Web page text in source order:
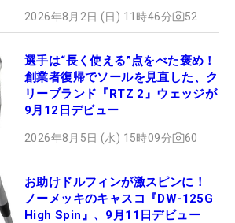
2026年8月2日 (日) 11時46分 52
選手は“長く使える”点をべた褒め！
創業者復帰でソールを見直した、ク
リーブランド『RTZ 2』ウェッジが
9月12日デビュー
2026年8月5日 (水) 15時09分 60
お助けドルフィンが激スピンに！
ノーメッキのキャスコ『DW-125G
High Spin』、9月11日デビュー